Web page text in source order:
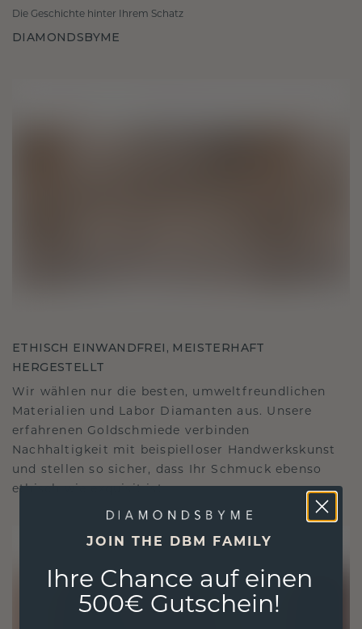
Die Geschichte hinter Ihrem Schatz
DIAMONDSBYME
ETHISCH EINWANDFREI, MEISTERHAFT
HERGESTELLT
Wir wählen nur die besten, umweltfreundlichen
Materialien und Labor Diamanten aus. Unsere
erfahrenen Goldschmiede verbinden
Nachhaltigkeit mit beispielloser Handwerkskunst
und stellen so sicher, dass Ihr Schmuck ebenso
ethisch wie exquisit ist.
JOIN THE DBM FAMILY
Ihre Chance auf einen
500€ Gutschein!